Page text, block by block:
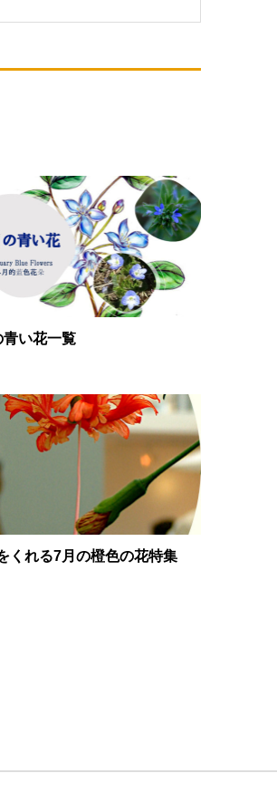
青い花一覧
くれる7月の橙色の花特集